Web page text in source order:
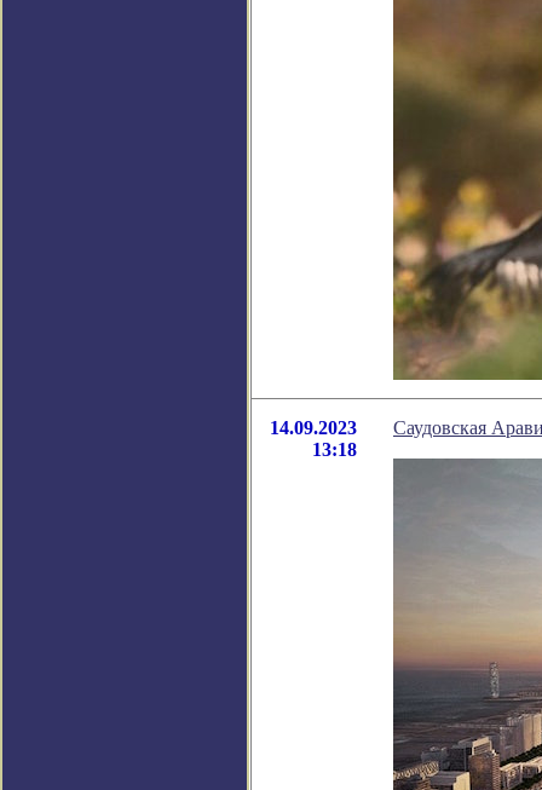
14.09.2023
13:18
Саудовская